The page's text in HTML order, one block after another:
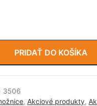
PRIDAŤ DO KOŠÍKA
3506
, Akciové produkty,